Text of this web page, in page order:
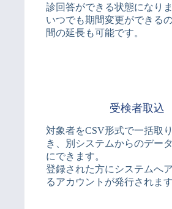
診回答ができる状態になりま
いつでも期間変更ができる
間の延長も可能です。
受検者取込
対象者をCSV形式で一括取
き、別システムからのデー
にできます。
登録された方にシステムへ
るアカウントが発行されます